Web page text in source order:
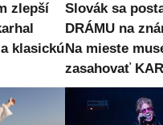
zlepší
klasickú
Slovák sa
DRÁMU na
Na mieste
zasahovať